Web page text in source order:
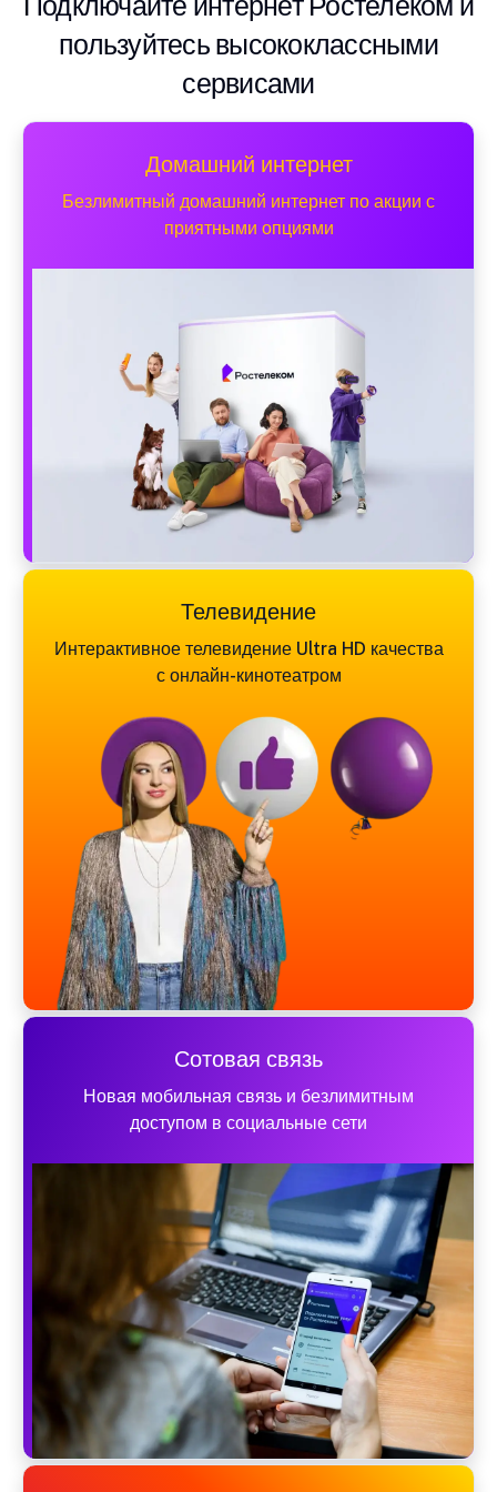
пользуйтесь высококлассными
сервисами
Домашний интернет
Безлимитный домашний интернет по акции с
приятными опциями
Телевидение
Интерактивное телевидение Ultra HD качества
с онлайн-кинотеатром
Сотовая связь
Новая мобильная связь и безлимитным
доступом в социальные сети